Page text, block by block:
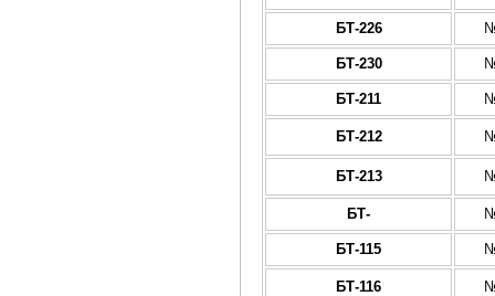
БТ-226
БТ-230
БТ-211
БТ-212
БТ-213
БТ-
БТ-115
БТ-116